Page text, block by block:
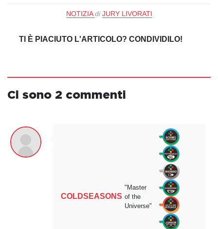
NOTIZIA di JURY LIVORATI
TI È PIACIUTO L'ARTICOLO? CONDIVIDILO!
Ci sono 2 commenti
COLDSEASONS
"Master
of the
Universe"